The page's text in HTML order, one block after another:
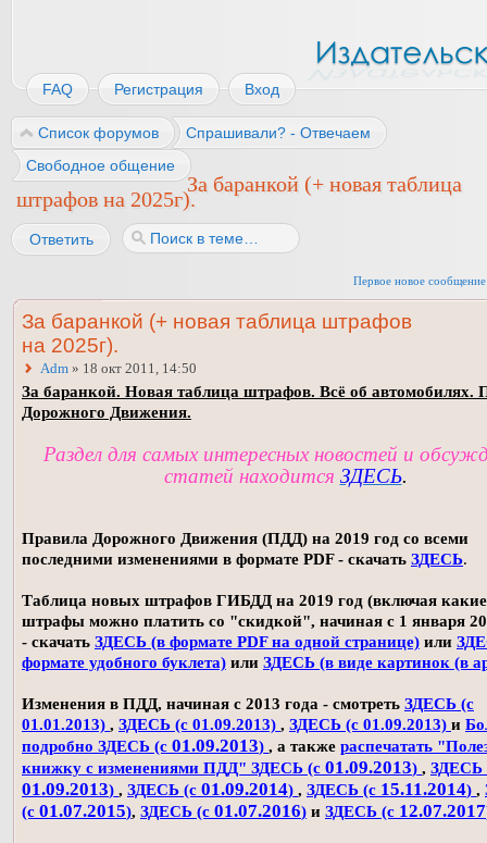
FAQ Регистрация Вход
Список форумов
Спрашивали? - Отвечаем
Свободное общение
За баранкой (+ новая таблица
штрафов на 2025г).
Ответить
Первое новое сообщение
За баранкой (+ новая таблица штрафов
на 2025г).
Adm » 18 окт 2011, 14:50
За баранкой. Новая таблица штрафов. Всё об автомобилях.
Дорожного Движения.
Раздел для самых интересных новостей и
статей находится ЗДЕСЬ.
Правила Дорожного Движения (ПДД) на 2019 год со всеми
последними изменениями в формате PDF - скачать ЗДЕСЬ.
Таблица новых штрафов ГИБДД на 2019 год (включая какие
штрафы можно платить со "скидкой", начиная с 1 января
- скачать ЗДЕСЬ (в формате PDF на одной странице) или
формате удобного буклета) или ЗДЕСЬ (в виде картинок (в
Изменения в ПДД, начиная с 2013 года - смотреть ЗДЕСЬ (с
01.01.2013) , ЗДЕСЬ (с 01.09.2013) , ЗДЕСЬ (с 01.09.2013) и
подробно ЗДЕСЬ (с 01.09.2013) , а также распечатать
книжку с изменениями ПДД" ЗДЕСЬ (с 01.09.2013) , ЗДЕСЬ
01.09.2013) , ЗДЕСЬ (с 01.09.2014) , ЗДЕСЬ (с 15.11.2014) ,
(с 01.07.2015), ЗДЕСЬ (с 01.07.2016) и ЗДЕСЬ (с 12.07.2017